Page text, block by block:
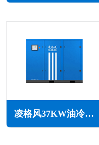
凌格风37KW油冷永磁变频空压机LOH系列